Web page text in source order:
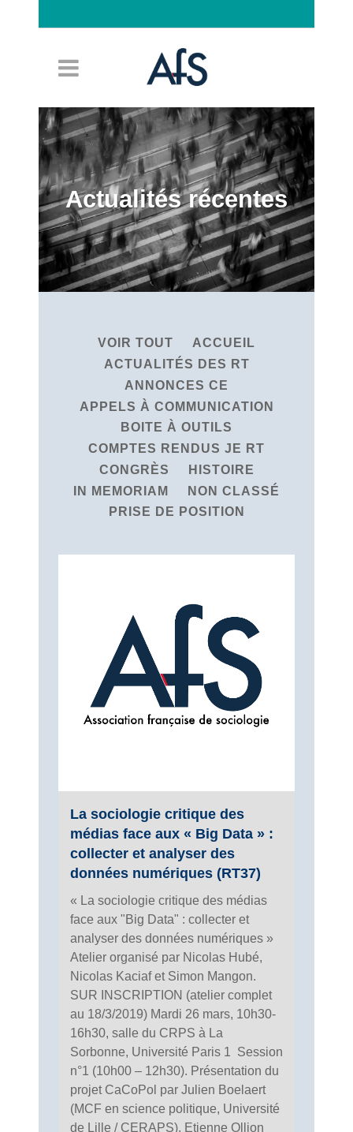
Actualités récentes
VOIR TOUT
ACCUEIL
ACTUALITÉS DES RT
ANNONCES CE
APPELS À COMMUNICATION
BOITE À OUTILS
COMPTES RENDUS JE RT
CONGRÈS
HISTOIRE
IN MEMORIAM
NON CLASSÉ
PRISE DE POSITION
La sociologie critique des
médias face aux « Big Data » :
collecter et analyser des
données numériques (RT37)
« La sociologie critique des médias
face aux "Big Data" : collecter et
analyser des données numériques »
Atelier organisé par Nicolas Hubé,
Nicolas Kaciaf et Simon Mangon.
SUR INSCRIPTION (atelier complet
au 18/3/2019) Mardi 26 mars, 10h30-
16h30, salle du CRPS à La
Sorbonne, Université Paris 1 Session
n°1 (10h00 – 12h30). Présentation du
projet CaCoPol par Julien Boelaert
(MCF en science politique, Université
de Lille / CERAPS), Etienne Ollion